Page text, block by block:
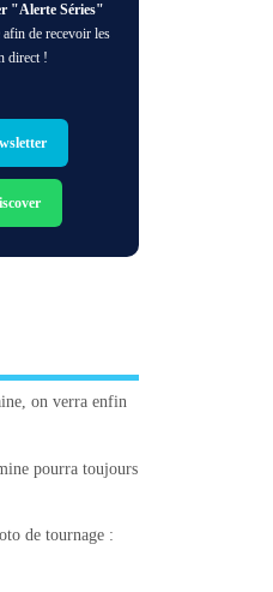
"Alerte Séries"
de recevoir les
direct !
on verra enfin
pourra toujours
de tournage :